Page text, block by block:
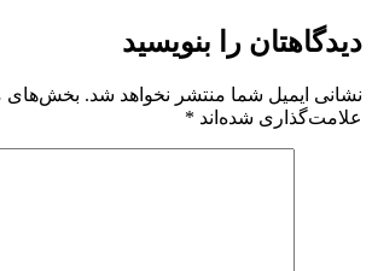
دیدگاهتان را بنویسید
نشانی ایمیل شما منتشر نخواهد شد. بخش‌های
علامت‌گذاری شده‌اند *